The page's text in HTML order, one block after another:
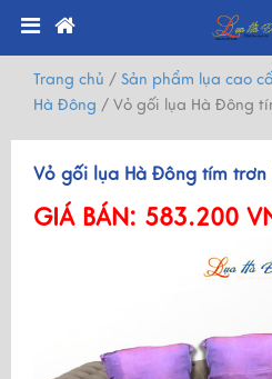
Trang chủ / Sản phẩm lụa cao
Hà Đông / Vỏ gối lụa Hà Đông
Vỏ gối lụa Hà Đông tím trơn
GIÁ BÁN: 583.200